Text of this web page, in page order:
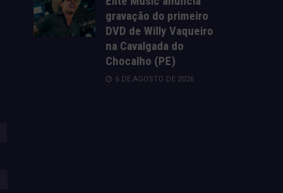
gravação do primeiro
DVD de Willy Vaqueiro
na Cavalgada do
Chocalho (PE)
6 DE AGOSTO DE 2026